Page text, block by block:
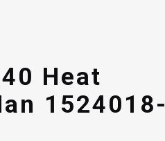
Heat
1524018-